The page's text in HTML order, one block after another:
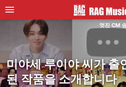
멋진 CM
미야세 루이야 씨가 출
된 작품을 소개합니다